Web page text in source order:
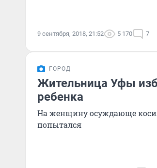
9 сентября, 2018, 21:52 5 170 7
ГОРОД
Жительница Уфы
ребенка
На женщину осуждающе
попытался